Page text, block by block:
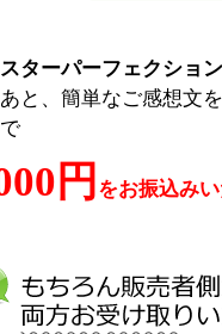
ターパーフェクショ
と、簡単なご感想文
円 をお振込みい